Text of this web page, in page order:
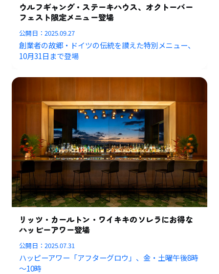
ウルフギャング・ステーキハウス、オクトーバー
フェスト限定メニュー登場
公開日：2025.09.27
創業者の故郷・ドイツの伝統を讃えた特別メニュー、
10月31日まで登場
リッツ・カールトン・ワイキキのソレラにお得な
ハッピーアワー登場
公開日：2025.07.31
ハッピーアワー「アフターグロウ」、金・土曜午後8時
～10時